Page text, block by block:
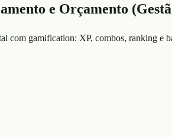
e Orçamento
com gamification: XP, combos, ranking e